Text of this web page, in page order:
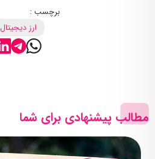
برچسب :
ارز دیجیتال
مطالب پیشنهادی برای شما